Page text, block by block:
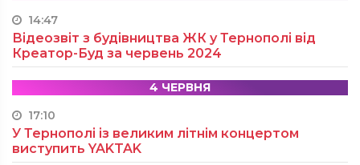
14:47
Відеозвіт з будівництва ЖК у Тернополі від
Креатор-Буд за червень 2024
4 ЧЕРВНЯ
17:10
У Тернополі із великим літнім концертом
виступить YAKTAK